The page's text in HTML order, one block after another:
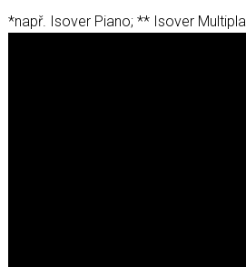
*např. Isover Piano; ** Isover